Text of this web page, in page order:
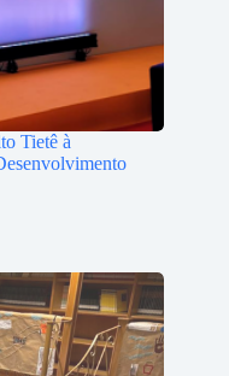
Tietê à